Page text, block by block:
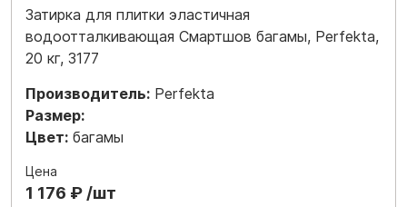
Затирка для плитки эластичная
водоотталкивающая Смартшов багамы, Perfekta,
20 кг, 3177
Производитель: Perfekta
Размер:
Цвет: багамы
Цена
1 176 ₽ /шт